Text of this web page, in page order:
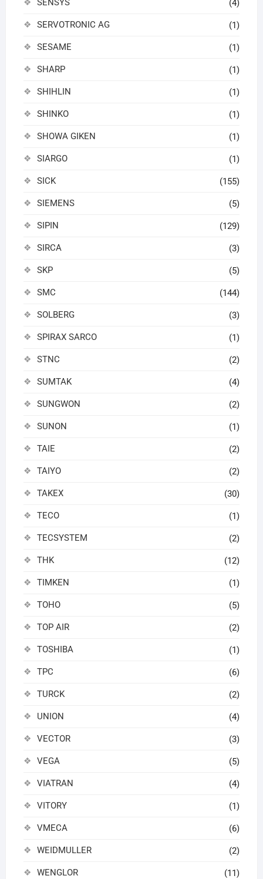
SENSYS (4)
SERVOTRONIC AG (1)
SESAME (1)
SHARP (1)
SHIHLIN (1)
SHINKO (1)
SHOWA GIKEN (1)
SIARGO (1)
SICK (155)
SIEMENS (5)
SIPIN (129)
SIRCA (3)
SKP (5)
SMC (144)
SOLBERG (3)
SPIRAX SARCO (1)
STNC (2)
SUMTAK (4)
SUNGWON (2)
SUNON (1)
TAIE (2)
TAIYO (2)
TAKEX (30)
TECO (1)
TECSYSTEM (2)
THK (12)
TIMKEN (1)
TOHO (5)
TOP AIR (2)
TOSHIBA (1)
TPC (6)
TURCK (2)
UNION (4)
VECTOR (3)
VEGA (5)
VIATRAN (4)
VITORY (1)
VMECA (6)
WEIDMULLER (2)
WENGLOR (11)